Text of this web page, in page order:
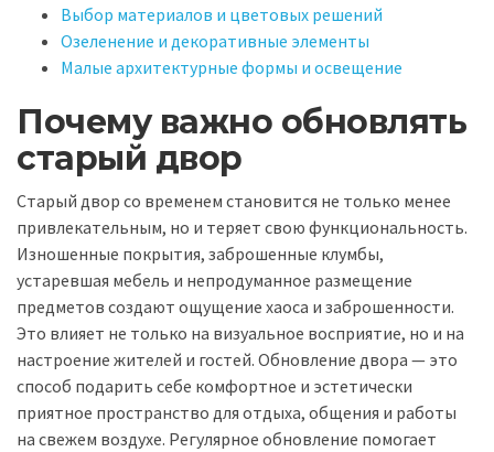
Выбор материалов и цветовых решений
Озеленение и декоративные элементы
Малые архитектурные формы и освещение
Почему важно обновлять
старый двор
Старый двор со временем становится не только менее
привлекательным, но и теряет свою функциональность.
Изношенные покрытия, заброшенные клумбы,
устаревшая мебель и непродуманное размещение
предметов создают ощущение хаоса и заброшенности.
Это влияет не только на визуальное восприятие, но и на
настроение жителей и гостей. Обновление двора — это
способ подарить себе комфортное и эстетически
приятное пространство для отдыха, общения и работы
на свежем воздухе. Регулярное обновление помогает